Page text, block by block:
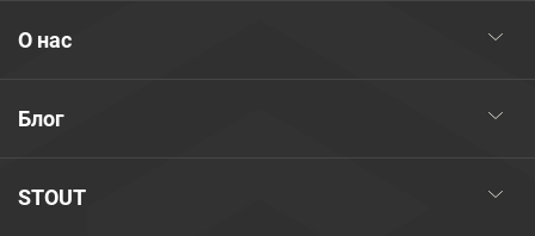
STOUT
Блог
О нас